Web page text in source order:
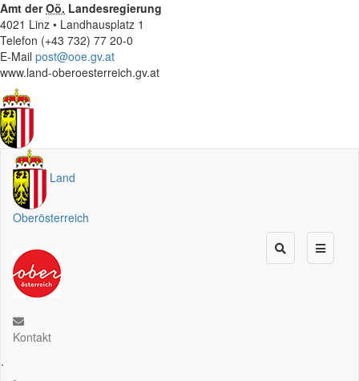
Amt derOö. Landesregierung
4021 Linz • Landhausplatz 1
Telefon (+43 732) 77 20-0
E-Mail post@ooe.gv.at
www.land-oberoesterreich.gv.at
Land
Oberösterreich
Kontakt
.